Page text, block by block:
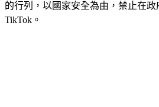
的行列，以國家安全為由，禁止在政
TikTok。